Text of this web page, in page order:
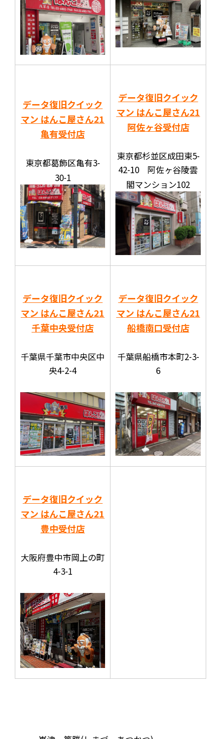
データ復旧クイック
マン はんこ屋さん21
亀有受付店
東京都葛飾区亀有3-
30-1
データ復旧クイック
マン はんこ屋さん21
阿佐ヶ谷受付店
東京都杉並区成田東5-
42-10 阿佐ヶ谷陵雲
閣マンション102
データ復旧クイック
マン はんこ屋さん21
千葉中央受付店
千葉県千葉市中央区中
央4-2-4
データ復旧クイック
マン はんこ屋さん21
船橋南口受付店
千葉県船橋市本町2-3-
6
データ復旧クイック
マン はんこ屋さん21
豊中受付店
大阪府豊中市岡上の町
4-3-1